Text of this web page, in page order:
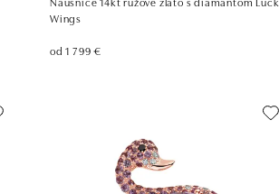
Wings
od 1 799 €